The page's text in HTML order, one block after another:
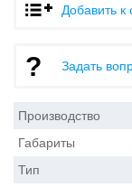
Добавить
Задать
Производство
Габариты
Тип